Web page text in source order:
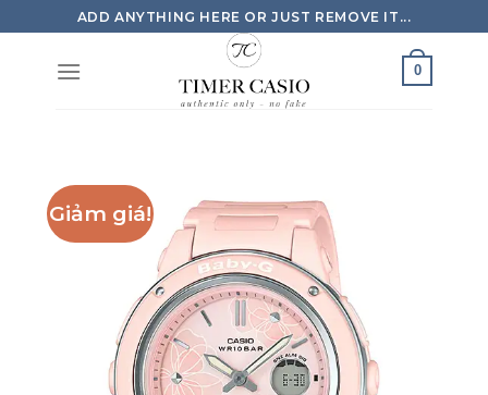
to
content
ADD ANYTHING HERE OR JUST REMOVE IT...
0
Giảm giá!